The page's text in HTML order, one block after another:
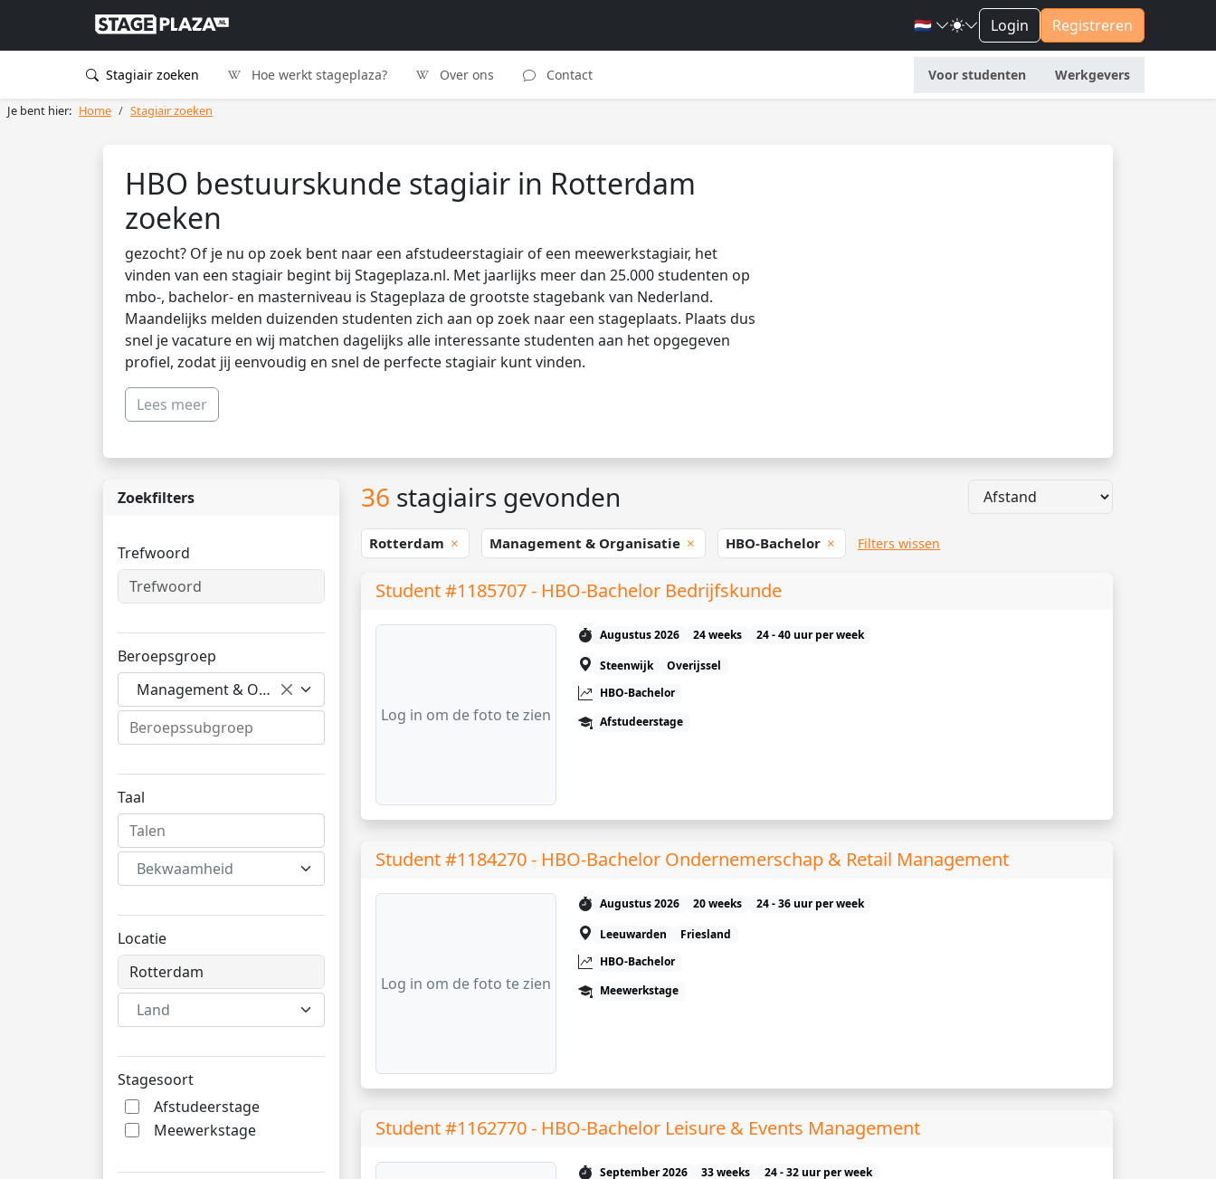
🇳🇱 Login Registreren
Stagiair zoeken Hoe werkt stageplaza? Over ons Contact Voor studenten Werkgevers
Je bent hier: Home Stagiair zoeken
HBO bestuurskunde stagiair in Rotterdam
zoeken
gezocht? Of je nu op zoek bent naar een afstudeerstagiair of een meewerkstagiair, het
vinden van een stagiair begint bij Stageplaza.nl. Met jaarlijks meer dan 25.000 studenten op
mbo-, bachelor- en masterniveau is Stageplaza de grootste stagebank van Nederland.
Maandelijks melden duizenden studenten zich aan op zoek naar een stageplaats. Plaats dus
snel je vacature en wij matchen dagelijks alle interessante studenten aan het opgegeven
profiel, zodat jij eenvoudig en snel de perfecte stagiair kunt vinden.
Lees meer
Zoekfilters
Trefwoord
Beroepsgroep
Management & Organisatie
Taal
Bekwaamheid
Locatie
Land
Stagesoort
Afstudeerstage
Meewerkstage
36 stagiairs gevonden
Rotterdam Management & Organisatie HBO-Bachelor Filters wissen
Student #1185707 - HBO-Bachelor Bedrijfskunde
Log in om de foto te zien
Augustus 2026 24 weeks
24 - 40 uur per week
Steenwijk
Overijssel
HBO-Bachelor
Afstudeerstage
Student #1184270 - HBO-Bachelor Ondernemerschap & Retail Management
Log in om de foto te zien
Augustus 2026 20 weeks
24 - 36 uur per week
Leeuwarden
Friesland
HBO-Bachelor
Meewerkstage
Student #1162770 - HBO-Bachelor Leisure & Events Management
September 2026 33 weeks
24 - 32 uur per week